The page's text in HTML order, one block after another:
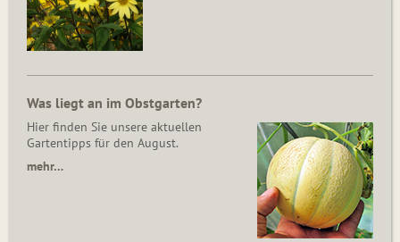
Was liegt an im Obstgarten?
Hier finden Sie unsere aktuellen
Gartentipps für den August.
mehr…